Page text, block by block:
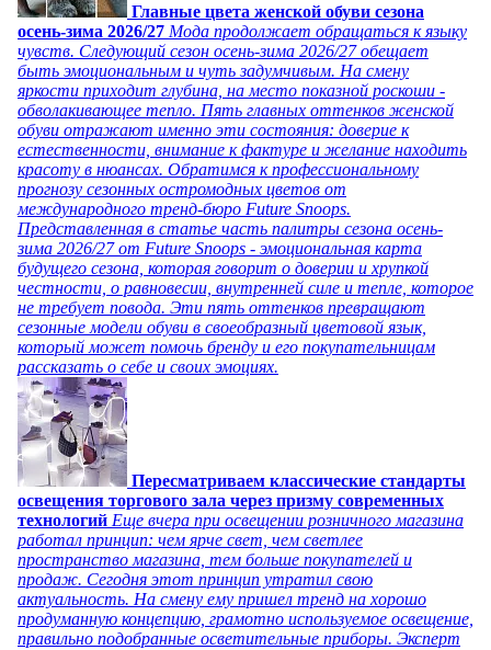
Главные цвета женской обуви сезона
осень-зима 2026/27 Мода продолжает обращаться к языку
чувств. Следующий сезон осень-зима 2026/27 обещает
быть эмоциональным и чуть задумчивым. На смену
яркости приходит глубина, на место показной роскоши -
обволакивающее тепло. Пять главных оттенков женской
обуви отражают именно эти состояния: доверие к
естественности, внимание к фактуре и желание находить
красоту в нюансах. Обратимся к профессиональному
прогнозу сезонных остромодных цветов от
международного тренд-бюро Future Snoops.
Представленная в статье часть палитры сезона осень-
зима 2026/27 от Future Snoops - эмоциональная карта
будущего сезона, которая говорит о доверии и хрупкой
честности, о равновесии, внутренней силе и тепле, которое
не требует повода. Эти пять оттенков превращают
сезонные модели обуви в своеобразный цветовой язык,
который может помочь бренду и его покупательницам
рассказать о себе и своих эмоциях.
Пересматриваем классические стандарты
освещения торгового зала через призму современных
технологий Еще вчера при освещении розничного магазина
работал принцип: чем ярче свет, чем светлее
пространство магазина, тем больше покупателей и
продаж. Сегодня этот принцип утратил свою
актуальность. На смену ему пришел тренд на хорошо
продуманную концепцию, грамотно используемое освещение,
правильно подобранные осветительные приборы. Эксперт